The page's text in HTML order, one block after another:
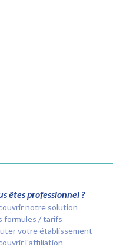
êtes professionnel ?
notre solution
formules / tarifs
votre établissement
l'affiliation